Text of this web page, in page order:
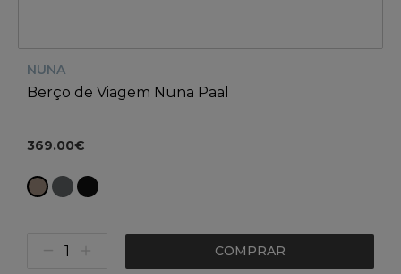
NUNA
Berço de Viagem Nuna Paal
369.00€
COMPRAR